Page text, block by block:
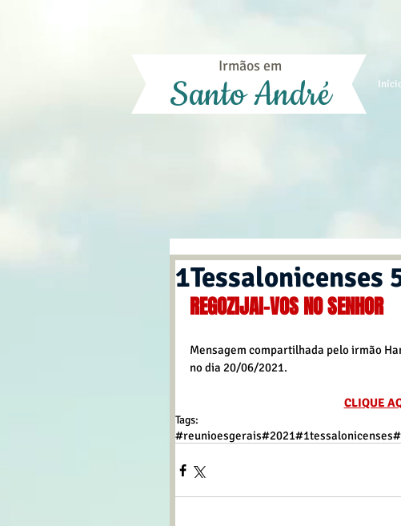
Irmãos em
Santo André
1Tessalonicenses
REGOZIJAI-VOS NO SENHOR
Mensagem compartilhada pelo irmão
no dia 20/06/2021.
CLIQUE
Tags:
#reunioesgerais#2021#1tessalonicenses